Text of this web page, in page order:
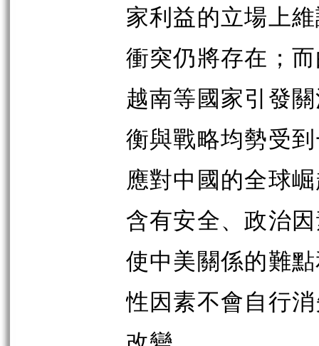
家利益的立場上
衝突仍將存在；
越南等國家引發
衡與戰略均勢受
應對中國的全球
含有安全、政治
使中美關係的難
性因素不會自行